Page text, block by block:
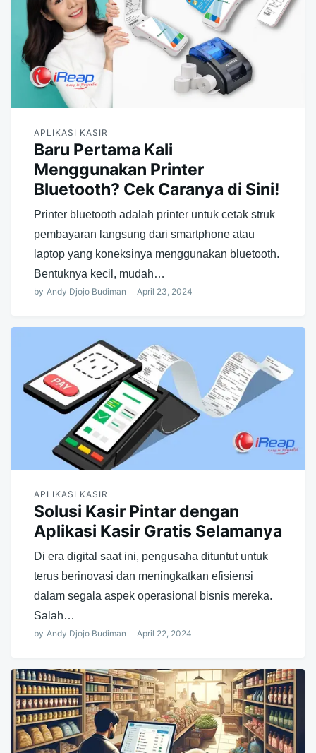
APLIKASI KASIR
Baru Pertama Kali
Menggunakan Printer
Bluetooth? Cek Caranya di Sini!
Printer bluetooth adalah printer untuk cetak struk
pembayaran langsung dari smartphone atau
laptop yang koneksinya menggunakan bluetooth.
Bentuknya kecil, mudah…
by Andy Djojo Budiman April 23, 2024
APLIKASI KASIR
Solusi Kasir Pintar dengan
Aplikasi Kasir Gratis Selamanya
Di era digital saat ini, pengusaha dituntut untuk
terus berinovasi dan meningkatkan efisiensi
dalam segala aspek operasional bisnis mereka.
Salah…
by Andy Djojo Budiman April 22, 2024